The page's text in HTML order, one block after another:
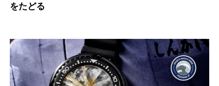
www.seikowatches.com/jp-ja
をたどる
深海へ向かった時計。セイコーダイバーズの60年と
JAMSTEC